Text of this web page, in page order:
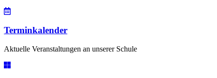
Terminkalender
Aktuelle Veranstaltungen an unserer Schule